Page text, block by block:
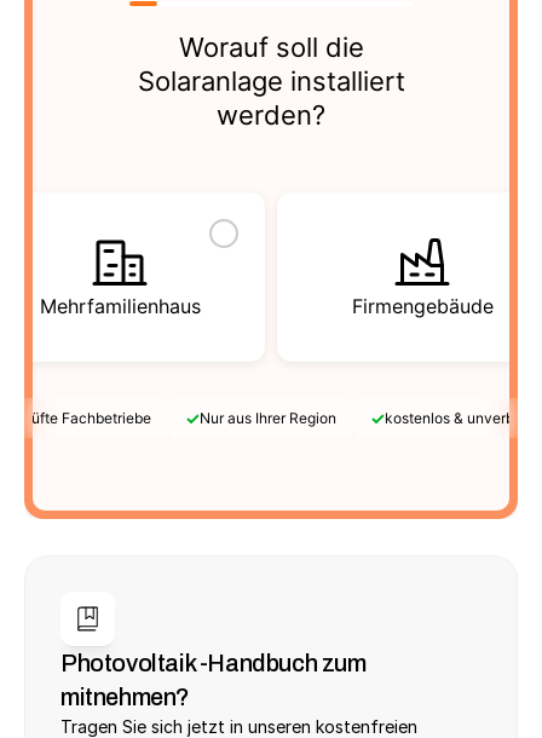
Worauf soll die
Solaranlage installiert
werden?
Mehrfamilienhaus Firmengebäude
Fachbetriebe ✓Nur aus Ihrer Region ✓kostenlos &
Photovoltaik -Handbuch zum
mitnehmen?
Tragen Sie sich jetzt in unseren kostenfreien